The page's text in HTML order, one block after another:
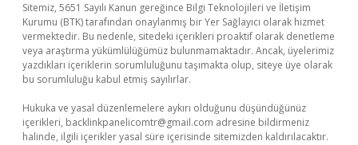
Sitemiz, 5651 Sayılı Kanun gereğince Bilgi Teknolojileri ve İletişim
Kurumu (BTK) tarafından onaylanmış bir Yer Sağlayıcı olarak hizmet
vermektedir. Bu nedenle, sitedeki içerikleri proaktif olarak denetleme
veya araştırma yükümlülüğümüz bulunmamaktadır. Ancak, üyelerimiz
yazdıkları içeriklerin sorumluluğunu taşımakta olup, siteye üye olarak
bu sorumluluğu kabul etmiş sayılırlar.
Hukuka ve yasal düzenlemelere aykırı olduğunu düşündüğünüz
içerikleri, backlinkpanelicomtr@gmail.com adresine bildirmeniz
halinde, ilgili içerikler yasal süre içerisinde sitemizden kaldırılacaktır.